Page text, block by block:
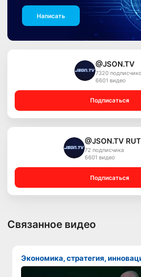
Написать
@JSON.TV
7320
6601 видео
Подписаться
@JSON.TV
72 подписчика
6601 видео
Подписаться
Связанное видео
Экономика, стратегия,